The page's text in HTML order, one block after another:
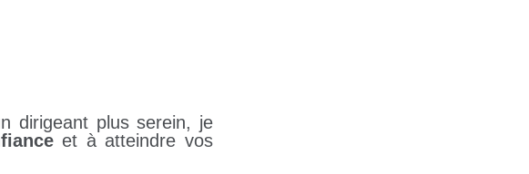
dirigeant plus serein, je
et à atteindre vos